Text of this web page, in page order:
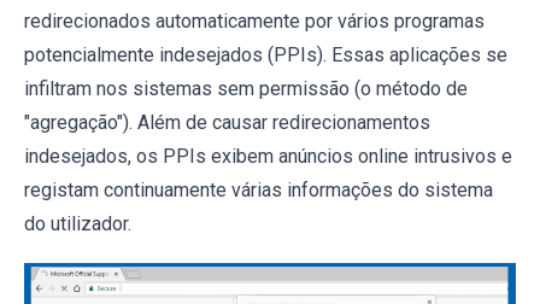
redirecionados automaticamente por vários programas
potencialmente indesejados (PPIs). Essas aplicações se
infiltram nos sistemas sem permissão (o método de
"agregação"). Além de causar redirecionamentos
indesejados, os PPIs exibem anúncios online intrusivos e
registam continuamente várias informações do sistema
do utilizador.